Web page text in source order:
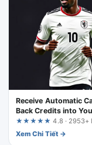
Receive Automatic
Back Credits into
789club Account
UX Critical Review
★★★★★4.8 · 2953+
Xem Chi Tiết →